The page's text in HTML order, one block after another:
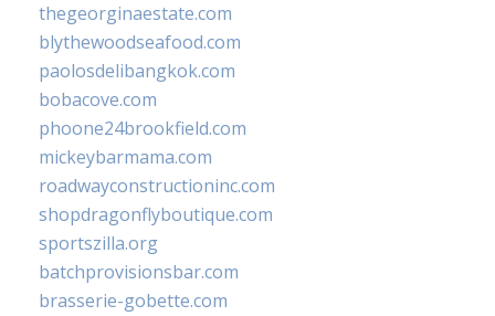
thegeorginaestate.com
blythewoodseafood.com
paolosdelibangkok.com
bobacove.com
phoone24brookfield.com
mickeybarmama.com
roadwayconstructioninc.com
shopdragonflyboutique.com
sportszilla.org
batchprovisionsbar.com
brasserie-gobette.com